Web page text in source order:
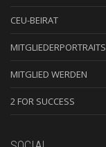
CEU-BEIRAT
MITGLIEDERPORTRAITS
MITGLIED WERDEN
2 FOR SUCCESS